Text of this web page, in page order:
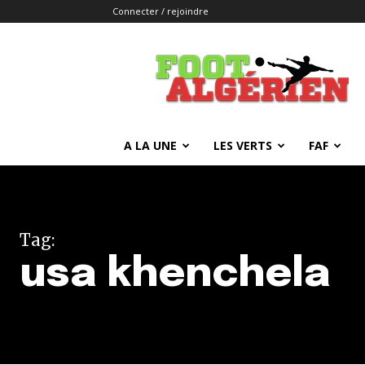
Connecter / rejoindre
FOOTALGERIEN
A LA UNE LES VERTS FAF
Tag:
usa khenchela